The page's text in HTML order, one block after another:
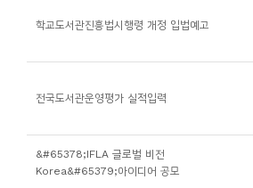
학교도서관진흥법시행령 개정 입법예고
전국도서관운영평가 실적입력
&#65378;IFLA 글로벌 비전
Korea&#65379;아이디어 공모
실